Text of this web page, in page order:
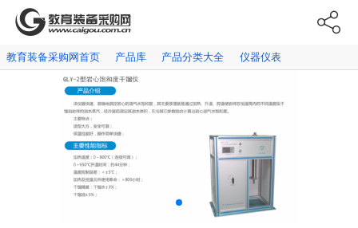
教育装备采购网首页 产品库 产品分类大全 仪器仪表